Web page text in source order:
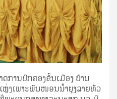
ການປົກຄອງຂັ້ນເມືອງ ບ້ານ
ຫຼ່ງເພາະພັນໜອນນໍ້າຍຸງລາຍທົ່ວ